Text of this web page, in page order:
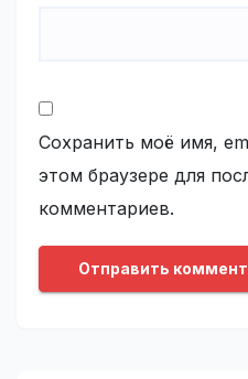
Сохранить моё имя,
этом браузере для
комментариев.